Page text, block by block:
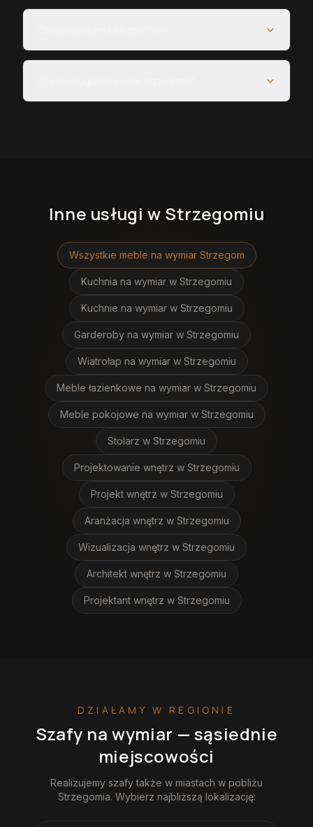
Inne usługi w Strzegomiu
Wszystkie meble na wymiar Strzegom
Kuchnia na wymiar w Strzegomiu
Kuchnie na wymiar w Strzegomiu
Garderoby na wymiar w Strzegomiu
Wiatrołap na wymiar w Strzegomiu
Meble łazienkowe na wymiar w Strzegomiu
Meble pokojowe na wymiar w Strzegomiu
Stolarz w Strzegomiu
Projektowanie wnętrz w Strzegomiu
Projekt wnętrz w Strzegomiu
Aranżacja wnętrz w Strzegomiu
Wizualizacja wnętrz w Strzegomiu
Architekt wnętrz w Strzegomiu
Projektant wnętrz w Strzegomiu
DZIAŁAMY W REGIONIE
Szafy na wymiar — sąsiednie
miejscowości
Realizujemy szafytakże w miastach w pobliżu
Strzegomia. Wybierz najbliższą lokalizację: